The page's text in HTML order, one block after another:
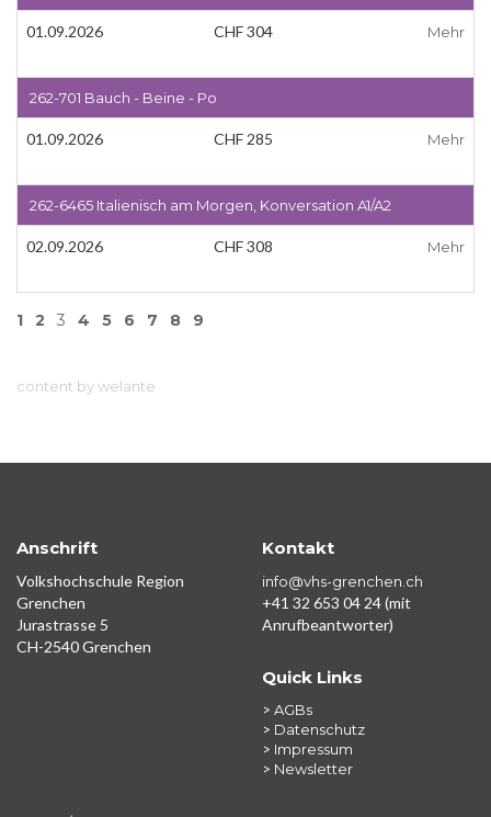
01.09.2026 CHF 304 Mehr
262-701 Bauch - Beine - Po
01.09.2026 CHF 285 Mehr
262-6465 Italienisch am Morgen, Konversation A1/A2
02.09.2026 CHF 308 Mehr
1 2 3 4 5 6 7 8 9
content by welante
Anschrift
Volkshochschule Region
Grenchen
Jurastrasse 5
CH-2540 Grenchen
Kontakt
info@vhs-grenchen.ch
+41 32 653 04 24 (mit
Anrufbeantworter)
Quick Links
> AGBs
> Datenschutz
> Impressum
> Newsletter